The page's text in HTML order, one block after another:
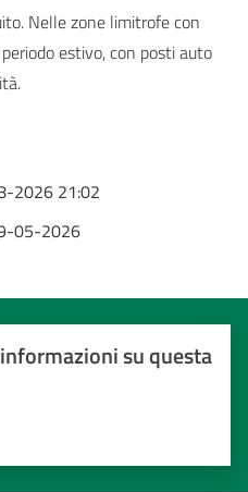
Nelle zone limitrofe con
estivo, con posti auto
2026 21:02
05-2026
su questa
su 5
5